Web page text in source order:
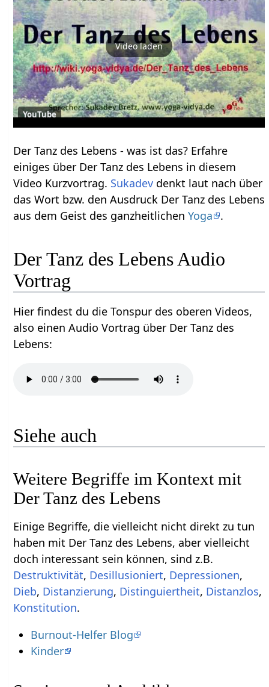
Video laden
YouTube
Der Tanz des Lebens‏‎ - was ist das? Erfahre
einiges über Der Tanz des Lebens‏‎ in diesem
Video Kurzvortrag. Sukadev denkt laut nach über
das Wort bzw. den Ausdruck Der Tanz des Lebens‏‎
aus dem Geist des ganzheitlichenYoga .
Der Tanz des Lebens‏‎ Audio
Vortrag
Hier findest du die Tonspur des oberen Videos,
also einen Audio Vortrag über Der Tanz des
Lebens‏‎:
Siehe auch
Weitere Begriffe im Kontext mit
Einige Begriffe, die vielleicht nicht direkt zu tun
haben mit Der Tanz des Lebens‏‎, aber vielleicht
doch interessant sein können, sind z.B.
Destruktivität, ,
,
, , ,
,
Konstitution.
Burnout-Helfer Blog
Kinder